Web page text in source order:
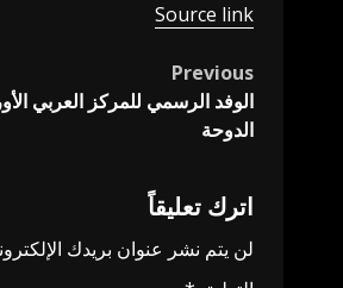
Source link
Post
navigation
Previous
الوفد الرسمي للمركز العربي
الدوحة
اترك تعليقاً
لن يتم نشر عنوان بريدك